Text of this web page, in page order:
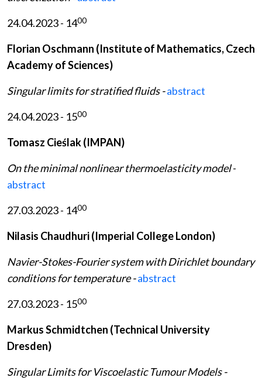
24.04.2023 - 1400
Florian Oschmann (Institute of Mathematics, Czech
Academy of Sciences)
Singular limits for stratified fluids -abstract
24.04.2023 - 1500
Tomasz Cieślak (IMPAN)
On the minimal nonlinear thermoelasticity model-
abstract
27.03.2023 - 1400
Nilasis Chaudhuri (Imperial College London)
Navier-Stokes-Fourier system with Dirichlet boundary
conditions for temperature -abstract
27.03.2023 - 1500
Markus Schmidtchen (Technical University
Dresden)
Singular Limits for Viscoelastic Tumour Models -